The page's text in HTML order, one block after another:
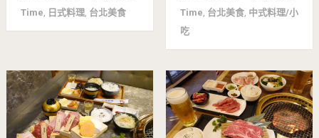
Time
日式料理, 台北美食
Time 台北美食, 中式料理/小
吃